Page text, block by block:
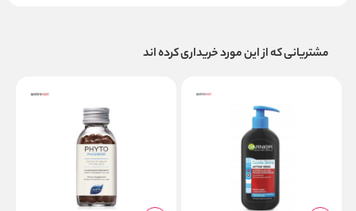
مشتریانی که از این مورد خریداری کرده اند